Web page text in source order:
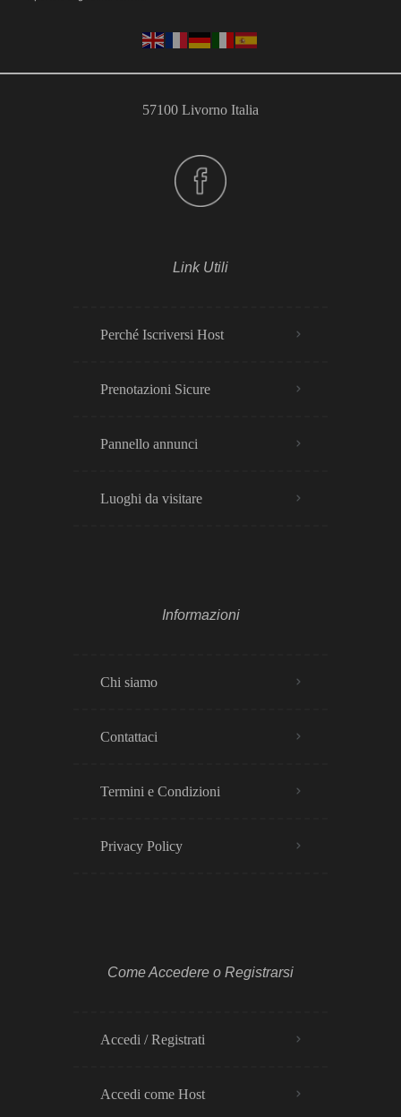
57100 Livorno Italia
Link Utili
Perché Iscriversi Host
Prenotazioni Sicure
Pannello annunci
Luoghi da visitare
Informazioni
Chi siamo
Contattaci
Termini e Condizioni
Privacy Policy​
Come Accedere o Registrarsi
Accedi / Registrati
Accedi come Host